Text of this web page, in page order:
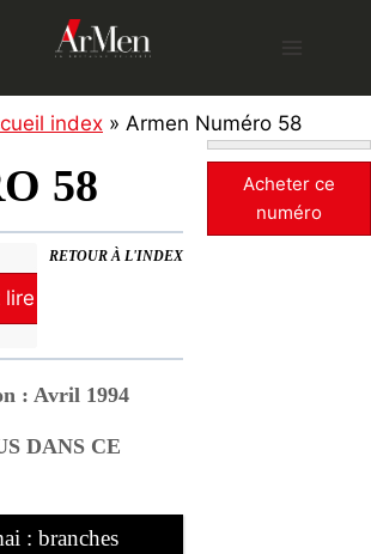
index » Armen Numéro 58
58
RETOUR À L'INDEX
la revue ?
: Avril 1994
DANS CE
: branches
Acheter ce
numéro